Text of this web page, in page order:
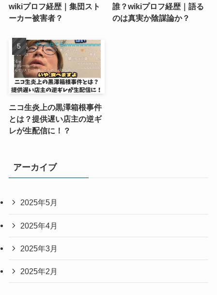
wikiプロフ経歴｜集団スト
ーカー被害者？
誰？wikiプロフ経歴｜語る
のは真実か陰謀論か？
ニコ生炎上の黒澤箱根事件
とは？提供遅い店主の逆ギ
レが生配信に！？
アーカイブ
2025年5月
2025年4月
2025年3月
2025年2月